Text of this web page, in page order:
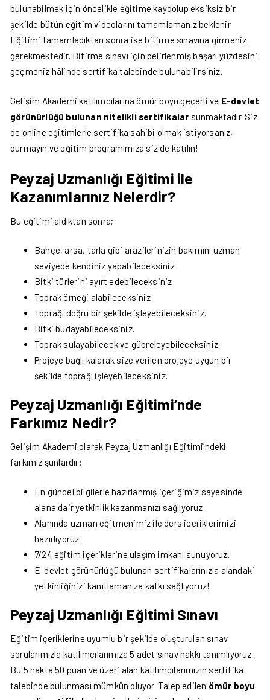
bulunabilmek için öncelikle eğitime kaydolup eksiksiz bir
şekilde bütün eğitim videolarını tamamlamanız beklenir.
Eğitimi tamamladıktan sonra ise bitirme sınavına girmeniz
gerekmektedir. Bitirme sınavı için belirlenmiş başarı yüzdesini
geçmeniz hâlinde sertifika talebinde bulunabilirsiniz.
Gelişim Akademi katılımcılarına ömür boyu geçerli ve E-devlet
görünürlüğü bulunan nitelikli sertifikalar sunmaktadır. Siz
de online eğitimlerle sertifika sahibi olmak istiyorsanız,
durmayın ve eğitim programımıza siz de katılın!
Peyzaj Uzmanlığı Eğitimi ile
Kazanımlarınız Nelerdir?
Bu eğitimi aldıktan sonra;
Bahçe, arsa, tarla gibi arazilerinizin bakımını uzman
seviyede kendiniz yapabileceksiniz
Bitki türlerini ayırt edebileceksiniz
Toprak örneği alabileceksiniz
Toprağı doğru bir şekilde işleyebileceksiniz.
Bitki budayabileceksiniz.
Toprak sulayabilecek ve gübreleyebileceksiniz.
Projeye bağlı kalarak size verilen projeye uygun bir
şekilde toprağı işleyebileceksiniz.
Peyzaj Uzmanlığı Eğitimi’nde
Farkımız Nedir?
Gelişim Akademi olarak Peyzaj Uzmanlığı Eğitimi’ndeki
farkımız şunlardır:
En güncel bilgilerle hazırlanmış içeriğimiz sayesinde
alana dair yetkinlik kazanmanızı sağlıyoruz.
Alanında uzman eğitmenimiz ile ders içeriklerimizi
hazırlıyoruz.
7/24 eğitim içeriklerine ulaşım imkanı sunuyoruz.
E-devlet görünürlüğü bulunan sertifikalarınızla alandaki
yetkinliğinizi kanıtlamanıza katkı sağlıyoruz!
Peyzaj Uzmanlığı Eğitimi Sınavı
Eğitim içeriklerine uyumlu bir şekilde oluşturulan sınav
sorularımızla katılımcılarımıza 5 adet sınav hakkı tanımlıyoruz.
Bu 5 hakta 50 puan ve üzeri alan katılımcılarımızın sertifika
talebinde bulunması mümkün oluyor. Talep edilen ömür boyu